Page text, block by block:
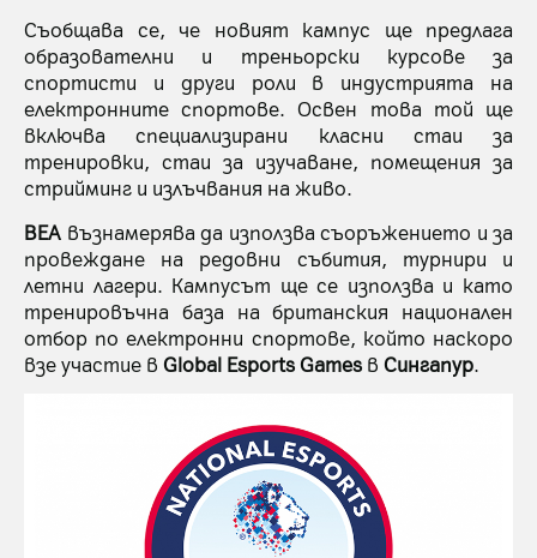
Съобщава се, че новият кампус ще предлага
образователни и треньорски курсове за
спортисти и други роли в индустрията на
електронните спортове. Освен това той ще
включва специализирани класни стаи за
тренировки, стаи за изучаване, помещения за
стрийминг и излъчвания на живо.
BEA възнамерява да използва съоръжението и за
провеждане на редовни събития, турнири и
летни лагери. Кампусът ще се използва и като
тренировъчна база на британския национален
отбор по електронни спортове, който наскоро
взе участие в Global Esports Games в Сингапур.